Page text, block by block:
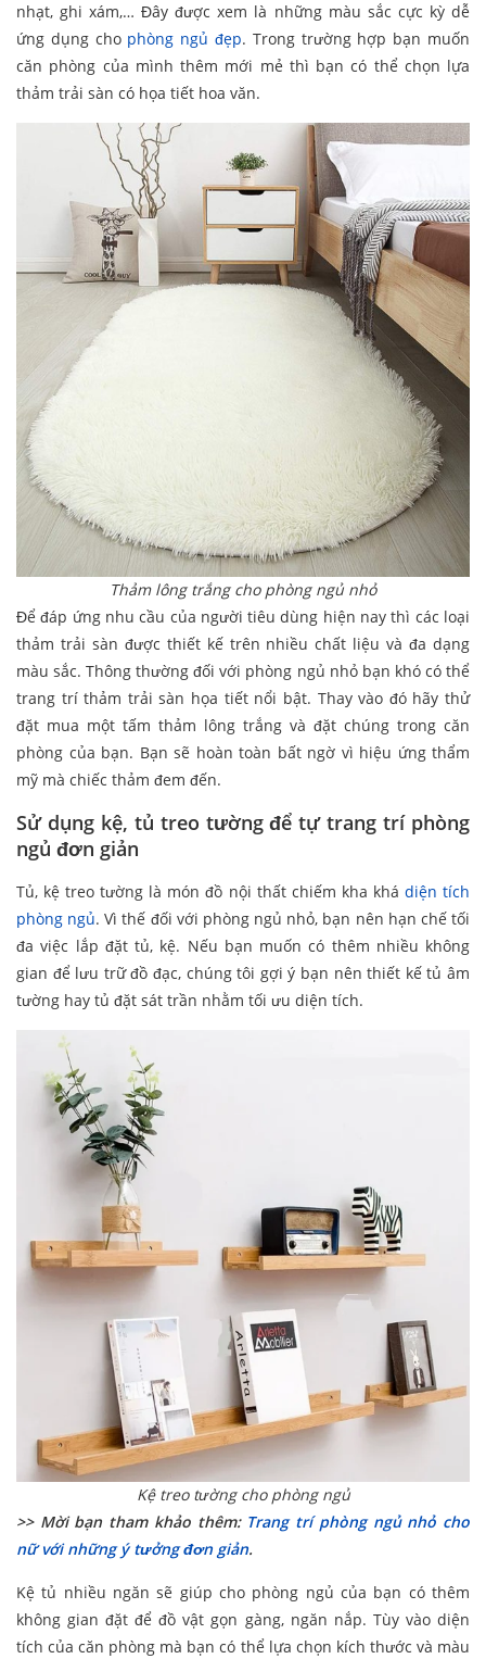
nhạt, ghi xám,… Đây được xem là những màu sắc cực kỳ dễ
ứng dụng cho phòng ngủ đẹp. Trong trường hợp bạn muốn
căn phòng của mình thêm mới mẻ thì bạn có thể chọn lựa
thảm trải sàn có họa tiết hoa văn.
Thảm lông trắng cho phòng ngủ nhỏ
Để đáp ứng nhu cầu của người tiêu dùng hiện nay thì các loại
thảm trải sàn được thiết kế trên nhiều chất liệu và đa dạng
màu sắc. Thông thường đối với phòng ngủ nhỏ bạn khó có thể
trang trí thảm trải sàn họa tiết nổi bật. Thay vào đó hãy thử
đặt mua một tấm thảm lông trắng và đặt chúng trong căn
phòng của bạn. Bạn sẽ hoàn toàn bất ngờ vì hiệu ứng thẩm
mỹ mà chiếc thảm đem đến.
Sử dụng kệ, tủ treo tường để tự trang trí phòng
ngủ đơn giản
Tủ, kệ treo tường là món đồ nội thất chiếm kha khá diện tích
phòng ngủ. Vì thế đối với phòng ngủ nhỏ, bạn nên hạn chế tối
đa việc lắp đặt tủ, kệ. Nếu bạn muốn có thêm nhiều không
gian để lưu trữ đồ đạc, chúng tôi gợi ý bạn nên thiết kế tủ âm
tường hay tủ đặt sát trần nhằm tối ưu diện tích.
Kệ treo tường cho phòng ngủ
>> Mời bạn tham khảo thêm: Trang trí phòng ngủ nhỏ cho
nữ với những ý tưởng đơn giản.
Kệ tủ nhiều ngăn sẽ giúp cho phòng ngủ của bạn có thêm
không gian đặt để đồ vật gọn gàng, ngăn nắp. Tùy vào diện
tích của căn phòng mà bạn có thể lựa chọn kích thước và màu